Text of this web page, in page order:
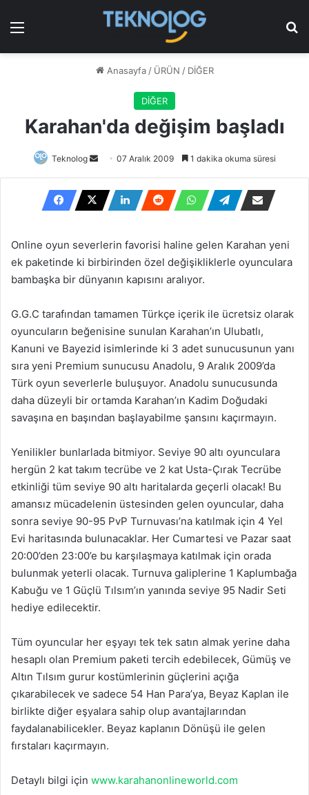
Menü
Anasayfa / ÜRÜN / DİĞER
DİĞER
Karahan'da değişim başladı
Teknolog
Bir
posta
göndermek
07 Aralık 2009 1 dakika okuma süresi
Online oyun severlerin favorisi haline gelen Karahan yeni
ek paketinde ki birbirinden özel değişikliklerle oyunculara
bambaşka bir dünyanın kapısını aralıyor.
G.G.C tarafından tamamen Türkçe içerik ile ücretsiz olarak
oyuncuların beğenisine sunulan Karahan’ın Ulubatlı,
Kanuni ve Bayezid isimlerinde ki 3 adet sunucusunun yanı
sıra yeni Premium sunucusu Anadolu, 9 Aralık 2009’da
Türk oyun severlerle buluşuyor. Anadolu sunucusunda
daha düzeyli bir ortamda Karahan’ın Kadim Doğudaki
savaşına en başından başlayabilme şansını kaçırmayın.
Yenilikler bunlarlada bitmiyor. Seviye 90 altı oyunculara
hergün 2 kat takım tecrübe ve 2 kat Usta-Çırak Tecrübe
etkinliği tüm seviye 90 altı haritalarda geçerli olacak! Bu
amansız mücadelenin üstesinden gelen oyuncular, daha
sonra seviye 90-95 PvP Turnuvası’na katılmak için 4 Yel
Evi haritasında bulunacaklar. Her Cumartesi ve Pazar saat
20:00’den 23:00’e bu karşılaşmaya katılmak için orada
bulunmak yeterli olacak. Turnuva galiplerine 1 Kaplumbağa
Kabuğu ve 1 Güçlü Tılsım’ın yanında seviye 95 Nadir Seti
hediye edilecektir.
Tüm oyuncular her eşyayı tek tek satın almak yerine daha
hesaplı olan Premium paketi tercih edebilecek, Gümüş ve
Altın Tılsım gurur kostümlerinin güçlerini açığa
çıkarabilecek ve sadece 54 Han Para’ya, Beyaz Kaplan ile
birlikte diğer eşyalara sahip olup avantajlarından
faydalanabilicekler. Beyaz kaplanın Dönüşü ile gelen
fırstaları kaçırmayın.
Detaylı bilgi için www.karahanonlineworld.com